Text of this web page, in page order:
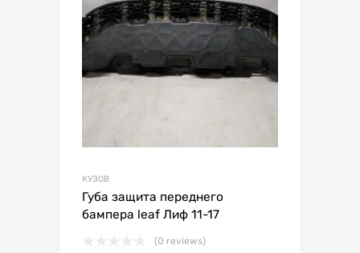
КУЗОВ
Губа защита переднего
бампера leaf Лиф 11-17
(0 reviews)